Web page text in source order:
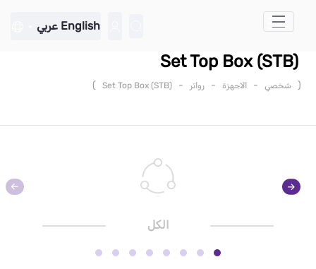
تخطي إلى المحتوى الرئيسي
English عربي
Set Top Box (STB)
( شخصي - الاجهزة - رواتر -
Set Top Box (STB)
)
الكل